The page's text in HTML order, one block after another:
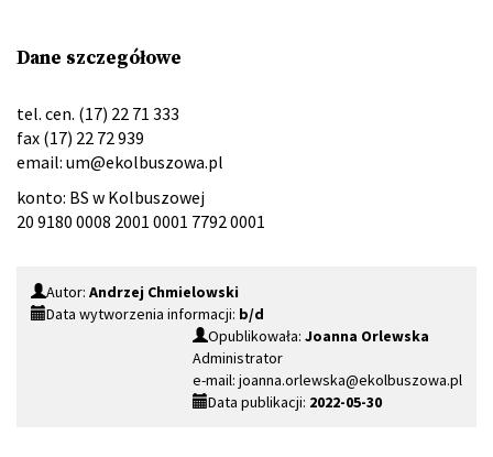
Dane szczegółowe
tel. cen. (17) 22 71 333
fax (17) 22 72 939
email: um@ekolbuszowa.pl
konto: BS w Kolbuszowej
20 9180 0008 2001 0001 7792 0001
Autor: Andrzej Chmielowski
Data wytworzenia informacji: b/d
Opublikowała: Joanna Orlewska
Administrator
e-mail: joanna.orlewska@ekolbuszowa.pl
Data publikacji: 2022-05-30